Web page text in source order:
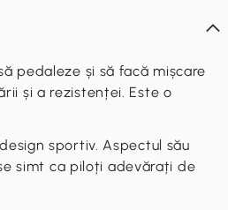
pedaleze și să facă mișcare
și a rezistenței. Este o
sportiv. Aspectul său
simt ca piloți adevărați de